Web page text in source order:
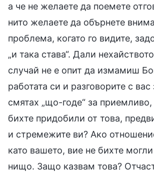
а че не желаете да поемете
нито желаете да обърнете
проблема, когато го видите,
„и така става“. Дали
случай не е опит да измамиш
работата си и разговорите с вас
смятах „що-годе“ за приемливо,
бихте придобили от това,
и стремежите ви? Ако
като вашето, вие не бихте
нищо. Защо казвам това?